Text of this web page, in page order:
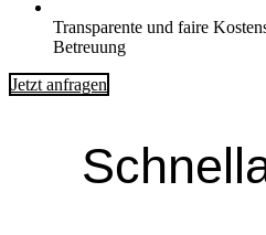
Transparente und faire
Betreuung
Jetzt anfragen